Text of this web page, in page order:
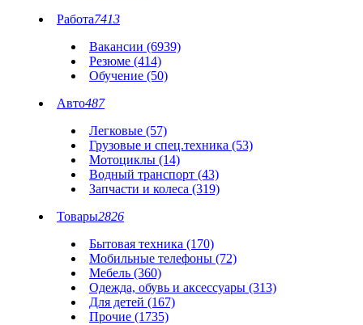
Работа7413
Вакансии (6939)
Резюме (414)
Обучение (50)
Авто487
Легковые (57)
Грузовые и спец.техника (53)
Мотоциклы (14)
Водный транспорт (43)
Запчасти и колеса (319)
Товары2826
Бытовая техника (170)
Мобильные телефоны (72)
Мебель (360)
Одежда, обувь и аксессуары (313)
Для детей (167)
Прочие (1735)